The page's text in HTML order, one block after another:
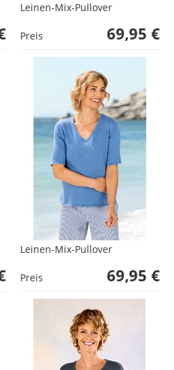
Leinen-Mix-Pullover
Preis 69,95 €
Leinen-Mix-Pullover
Preis 69,95 €